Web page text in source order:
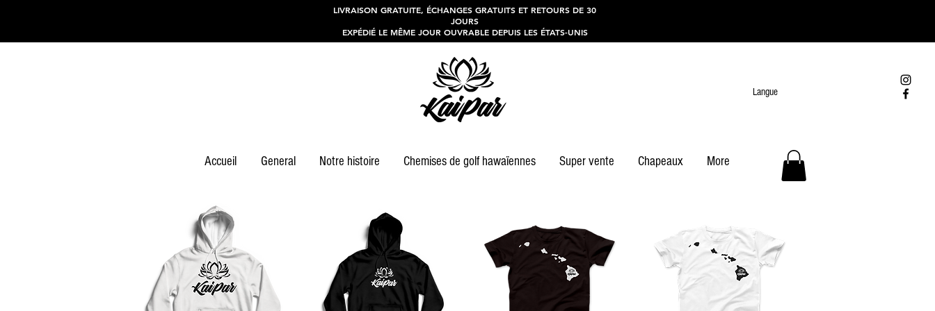
LIVRAISON GRATUITE, ÉCHANGES GRATUITS ET RETOURS DE 30
JOURS
EXPÉDIÉ LE MÊME JOUR OUVRABLE DEPUIS LES ÉTATS-UNIS
Langue
Accueil General Notre histoire Chemises de golf hawaïennes Super vente Chapeaux More